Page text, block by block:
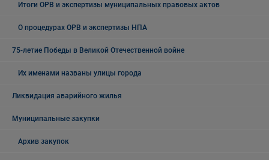
Итоги ОРВ и экспертизы муниципальных правовых актов
О процедурах ОРВ и экспертизы НПА
75-летие Победы в Великой Отечественной войне
Их именами названы улицы города
Ликвидация аварийного жилья
Муниципальные закупки
Архив закупок